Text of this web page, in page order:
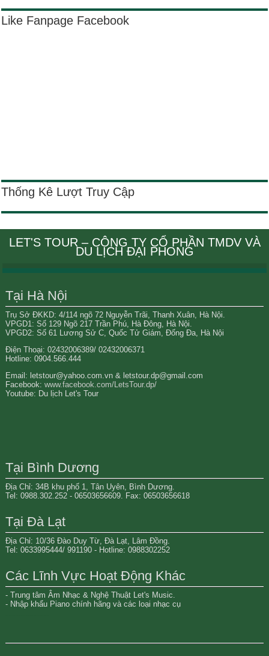
Like Fanpage Facebook
Thống Kê Lượt Truy Cập
LET'S TOUR – CÔNG TY CỔ PHẦN TMDV VÀ
DU LỊCH ĐẠI PHONG
Tại Hà Nội
Trụ Sở ĐKKD: 4/114 ngõ 72 Nguyễn Trãi, Thanh Xuân, Hà Nội.
VPGD1: Số 129 Ngõ 217 Trần Phú, Hà Đông, Hà Nội.
VPGD2: Số 61 Lương Sử C, Quốc Tử Giám, Đống Đa, Hà Nội
Điện Thoại: 02432006389/ 02432006371
Hotline: 0904.566.444
Email: letstour@yahoo.com.vn & letstour.dp@gmail.com
Facebook: www.facebook.com/LetsTour.dp/
Youtube: Du lịch Let's Tour
Tại Bình Dương
Địa Chỉ: 34B khu phố 1, Tân Uyên, Bình Dương.
Tel: 0988.302.252 - 06503656609. Fax: 06503656618
Tại Đà Lạt
Địa Chỉ: 10/36 Đào Duy Từ, Đà Lạt, Lâm Đồng.
Tel: 0633995444/ 991190 - Hotline: 0988302252
Các Lĩnh Vực Hoạt Động Khác
- Trung tâm Âm Nhạc & Nghệ Thuật Let's Music.
- Nhập khẩu Piano chính hãng và các loại nhạc cụ